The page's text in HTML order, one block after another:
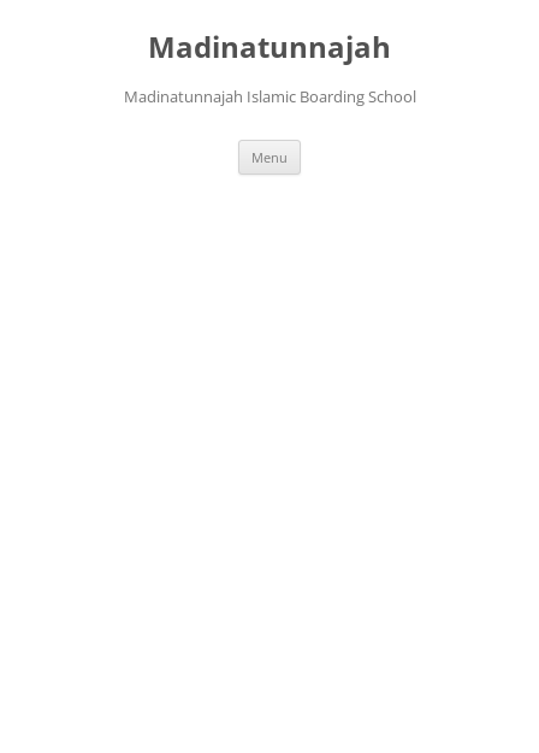
Madinatunnajah
Madinatunnajah Islamic Boarding School
Menu